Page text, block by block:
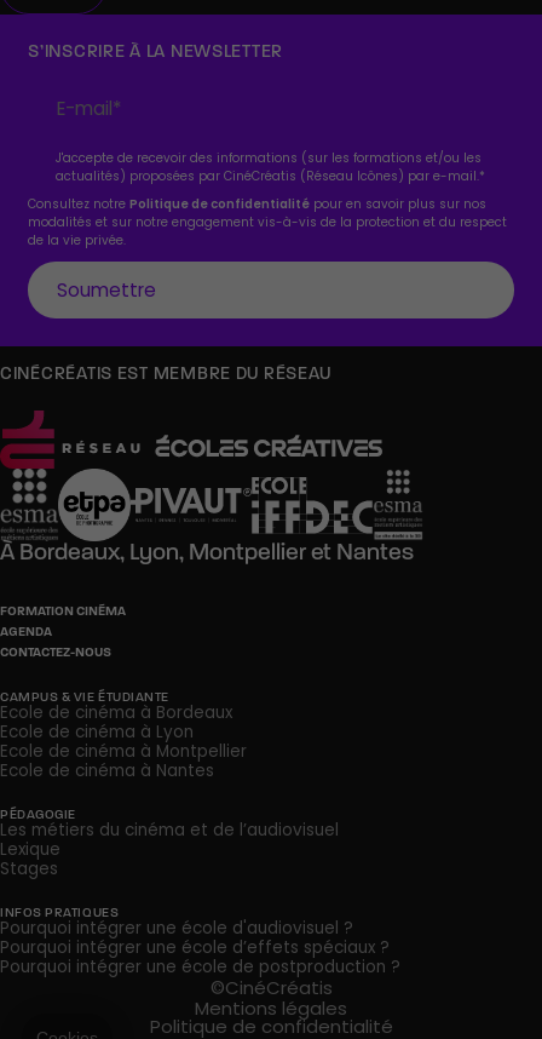
S’INSCRIRE À LA NEWSLETTER
J'accepte de recevoir des informations (sur les formations et/ou les
actualités) proposées par CinéCréatis (Réseau Icônes) par e-mail.*
Consultez notrePolitique de confidentialité pour en savoir plus sur nos
modalités et sur notre engagement vis-à-vis de la protection et du respect
de la vie privée.
CINÉCRÉATIS EST MEMBRE DU RÉSEAU
À Bordeaux, Lyon, Montpellieret Nantes
FORMATION CINÉMA
AGENDA
CONTACTEZ-NOUS
CAMPUS & VIE ÉTUDIANTE
Ecole de cinéma à Bordeaux
Ecole de cinéma à Lyon
Ecole de cinéma à Montpellier
Ecole de cinéma à Nantes
PÉDAGOGIE
Les métiers du cinéma et de l’audiovisuel
Lexique
Stages
INFOS PRATIQUES
Pourquoi intégrer une école d'audiovisuel ?
Pourquoi intégrer une école d’effets spéciaux ?
Pourquoi intégrer une école de postproduction ?
©CinéCréatis
Mentions légales
Politique de confidentialité